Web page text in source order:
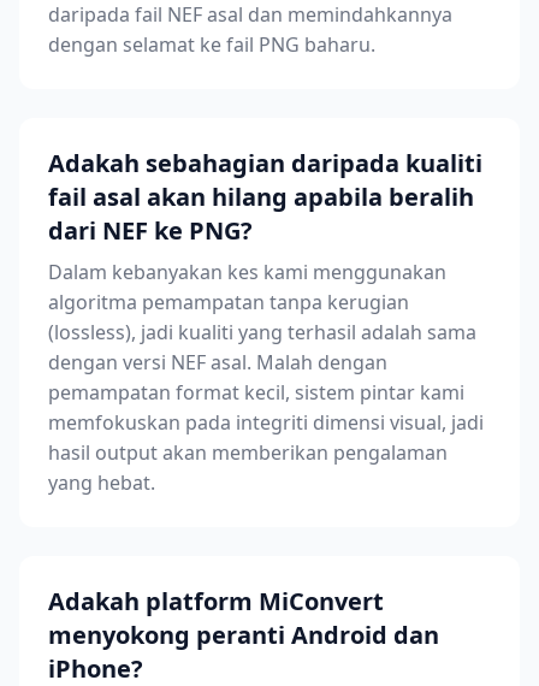
daripada fail NEF asal dan memindahkannya
dengan selamat ke fail PNG baharu.
Adakah sebahagian daripada kualiti
fail asal akan hilang apabila beralih
dari NEF ke PNG?
Dalam kebanyakan kes kami menggunakan
algoritma pemampatan tanpa kerugian
(lossless), jadi kualiti yang terhasil adalah sama
dengan versi NEF asal. Malah dengan
pemampatan format kecil, sistem pintar kami
memfokuskan pada integriti dimensi visual, jadi
hasil output akan memberikan pengalaman
yang hebat.
Adakah platform MiConvert
menyokong peranti Android dan
iPhone?